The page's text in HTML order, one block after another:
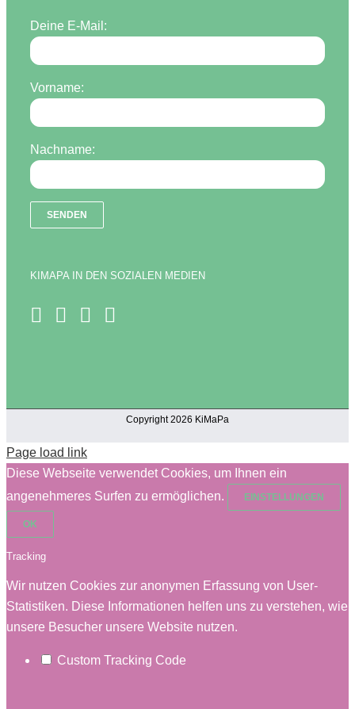
Deine E-Mail:
Vorname:
Nachname:
KIMAPA IN DEN SOZIALEN MEDIEN
Copyright 2026 KiMaPa
Page load link
Diese Webseite verwendet Cookies, um Ihnen ein
angenehmeres Surfen zu ermöglichen.
EINSTELLUNGEN
OK
Tracking
Wir nutzen Cookies zur anonymen Erfassung von User-
Statistiken. Diese Informationen helfen uns zu verstehen, wie
unsere Besucher unsere Website nutzen.
Custom Tracking Code